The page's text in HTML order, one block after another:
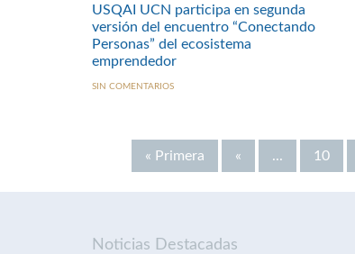
USQAI UCN participa en segunda
versión del encuentro “Conectando
Personas” del ecosistema
emprendedor
SIN COMENTARIOS
« Primera « ... 10
Noticias Destacadas